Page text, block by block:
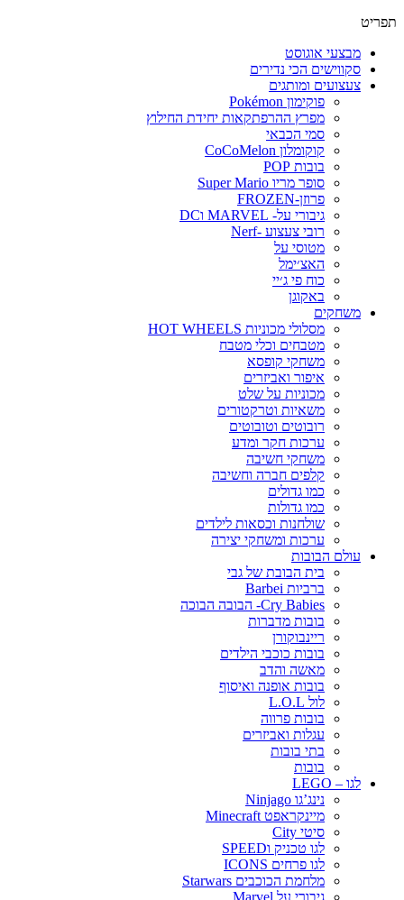
מבצעי אוגוסט
סקווישים הכי נדירים
צעצועים ומותגים
פוקימון Pokémon
מפרץ ההרפתקאות יחידת החילוץ
סמי הכבאי
קוקומלון CoCoMelon
בובות POP
סופר מריו Super Mario
פרוזן-FROZEN
גיבורי על- MARVEL וDC
רובי צעצוע -Nerf
מטוסי על
האצ׳ימל
כוח פי ג׳יי
באקוגן
משחקים
מסלולי מכוניות HOT WHEELS
מטבחים וכלי מטבח
משחקי קופסא
איפור ואביזרים
מכוניות על שלט
משאיות וטרקטורים
רובוטים וטובוטים
ערכות חקר ומדע
משחקי חשיבה
קלפים חברה וחשיבה
כמו גדולים
כמו גדולות
שולחנות וכסאות לילדים
ערכות ומשחקי יצירה
עולם הבובות
בית הבובת של גבי
ברביות Barbei
Cry Babies- הבובה הבוכה
בובות מדברות
ריינבוקורן
בובות כוכבי הילדים
מאשה והדב
בובות אופנה ואיסוף
לול L.O.L
בובות פרווה
עגלות ואביזרים
בתי בובות
בובות
לגו – LEGO
נינג’גו Ninjago
מיינקראפט Minecraft
סיטי City
לגו טכניק וSPEED
לגו פרחים ICONS
מלחמת הכוכבים Starwars
גיבורי על Marvel